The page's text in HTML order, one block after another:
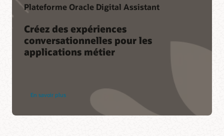
Plateforme Oracle Digital Assistant
Créez des expériences
conversationnelles pour les
applications métier
En savoir plus